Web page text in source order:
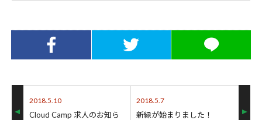
Facebookでシ
ェア
Twitterでシェ
ア
LINEでシェア
2018.5.10
Cloud Camp 求人のお知ら
2018.5.7
新緑が始まりました！